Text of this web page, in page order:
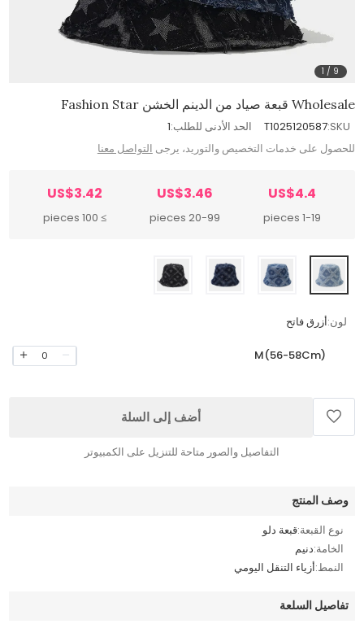
1 / 9
Wholesale قبعة صياد من الدينم الخشن Fashion Star
SKU:
T1025120587 الحد الأدنى للطلب:1
للحصول على خدمات التخصيص والتوريد، يرجى التواصل معنا
US$4.4
1-19 pieces
US$3.46
20-99 pieces
US$3.42
≥ 100 pieces
لون:أزرق فاتح
M(56-58Cm)
0
أضف إلى السلة
التفاصيل والصور متاحة للتنزيل على الكمبيوتر
وصف المنتج
نوع القبعة:قبعة دلو
الخامة:دنيم
النمط:أزياء التنقل اليومي
تفاصيل السلعة